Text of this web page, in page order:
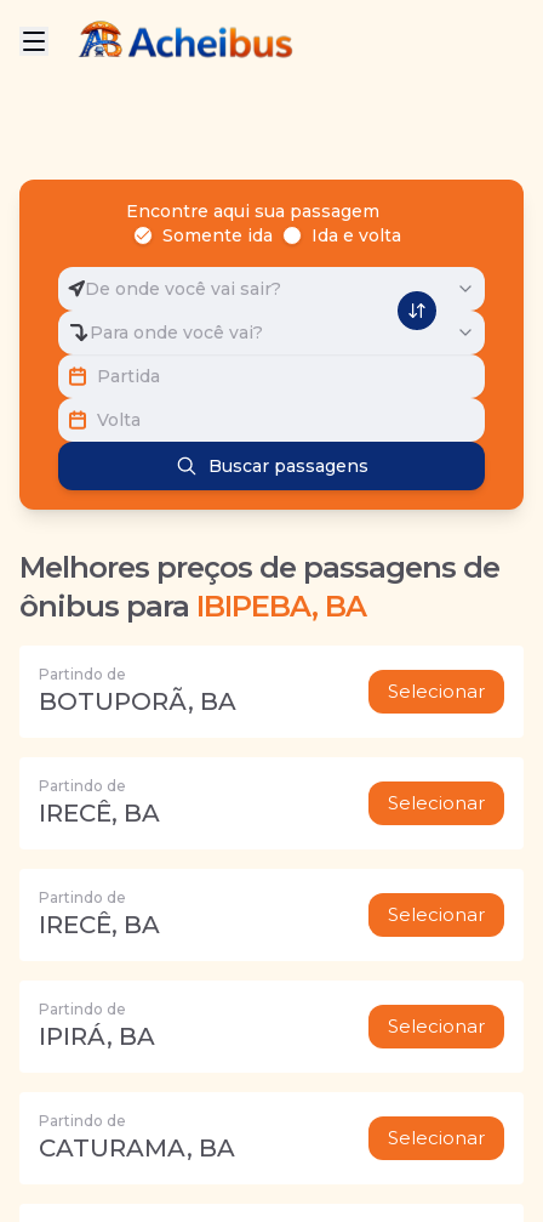
Encontre aqui sua passagem
Somente ida
Ida e volta
De onde você vai sair?
Para onde você vai?
Partida
Volta
Buscar passagens
Melhores preços de passagens de
ônibus para IBIPEBA, BA
Partindo de
BOTUPORÃ, BA Selecionar
Partindo de
IRECÊ, BA Selecionar
Partindo de
IRECÊ, BA Selecionar
Partindo de
IPIRÁ, BA Selecionar
Partindo de
CATURAMA, BA Selecionar